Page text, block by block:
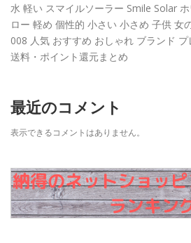
水 軽い スマイルソーラー Smile Solar
ロー 軽め 個性的 小さい 小さめ 子供 女
008 人気 おすすめ おしゃれ ブランド プ
送料・ポイント還元まとめ
最近のコメント
表示できるコメントはありません。